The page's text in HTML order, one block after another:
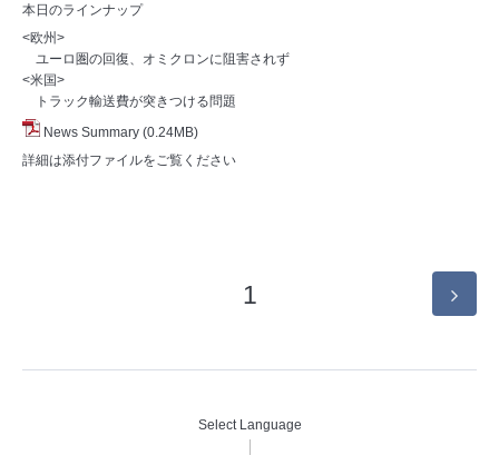
本日のラインナップ
<欧州>
ユーロ圏の回復、オミクロンに阻害されず
<米国>
トラック輸送費が突きつける問題
News Summary (0.24MB)
詳細は添付ファイルをご覧ください
1
Select Language